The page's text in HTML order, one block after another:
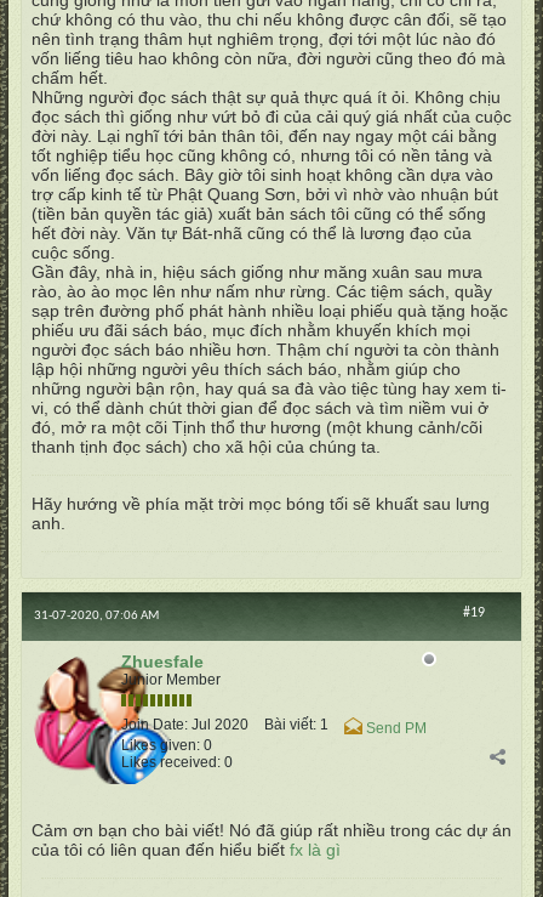
chứ không có thu vào, thu chi nếu không được cân đối, sẽ tạo
nên tình trạng thâm hụt nghiêm trọng, đợi tới một lúc nào đó
vốn liếng tiêu hao không còn nữa, đời người cũng theo đó mà
chấm hết.
Những người đọc sách thật sự quả thực quá ít ỏi. Không chịu
đọc sách thì giống như vứt bỏ đi của cải quý giá nhất của cuộc
đời này. Lại nghĩ tới bản thân tôi, đến nay ngay một cái bằng
tốt nghiệp tiểu học cũng không có, nhưng tôi có nền tảng và
vốn liếng đọc sách. Bây giờ tôi sinh hoạt không cần dựa vào
trợ cấp kinh tế từ Phật Quang Sơn, bởi vì nhờ vào nhuận bút
(tiền bản quyền tác giả) xuất bản sách tôi cũng có thể sống
hết đời này. Văn tự Bát-nhã cũng có thể là lương đạo của
cuộc sống.
Gần đây, nhà in, hiệu sách giống như măng xuân sau mưa
rào, ào ào mọc lên như nấm như rừng. Các tiệm sách, quầy
sạp trên đường phố phát hành nhiều loại phiếu quà tặng hoặc
phiếu ưu đãi sách báo, mục đích nhằm khuyến khích mọi
người đọc sách báo nhiều hơn. Thậm chí người ta còn thành
lập hội những người yêu thích sách báo, nhằm giúp cho
những người bận rộn, hay quá sa đà vào tiệc tùng hay xem ti-
vi, có thể dành chút thời gian để đọc sách và tìm niềm vui ở
đó, mở ra một cõi Tịnh thổ thư hương (một khung cảnh/cõi
thanh tịnh đọc sách) cho xã hội của chúng ta.
Hãy hướng về phía mặt trời mọc bóng tối sẽ khuất sau lưng
anh.
#19
31-07-2020, 07:06 AM
Zhuesfale
Junior Member
Join Date: Jul 2020 Bài viết: 1
Send PM
Likes given: 0
Likes received: 0
Cảm ơn bạn cho bài viết! Nó đã giúp rất nhiều trong các dự án
của tôi có liên quan đến hiểu biết fx là gì